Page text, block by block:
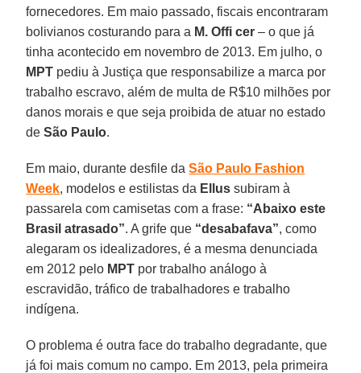
fornecedores. Em maio passado, fiscais encontraram
bolivianos costurando para a M. Offi cer – o que já
tinha acontecido em novembro de 2013. Em julho, o
MPT pediu à Justiça que responsabilize a marca por
trabalho escravo, além de multa de R$10 milhões por
danos morais e que seja proibida de atuar no estado
deSão Paulo.
Em maio, durante desfile daSão Paulo Fashion
Week, modelos e estilistas da Ellus subiram à
passarela com camisetas com a frase: “Abaixo este
Brasil atrasado”. A grife que “desabafava”, como
alegaram os idealizadores, é a mesma denunciada
em 2012 pelo MPT por trabalho análogo à
escravidão, tráfico de trabalhadores e trabalho
indígena.
O problema é outra face do trabalho degradante, que
já foi mais comum no campo. Em 2013, pela primeira